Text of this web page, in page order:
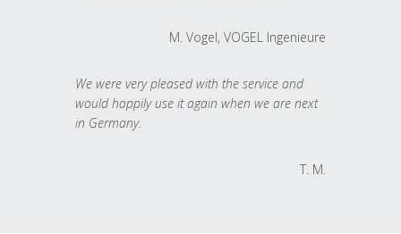
M. Vogel, VOGEL Ingenieure
We were very pleased with the service and
would happily use it again when we are next
in Germany.
T. M.